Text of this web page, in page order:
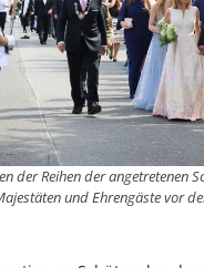
der Reihen der angetretenen
und Ehrengäste vor